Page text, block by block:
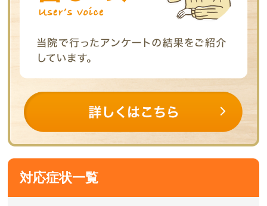
対応症状一覧